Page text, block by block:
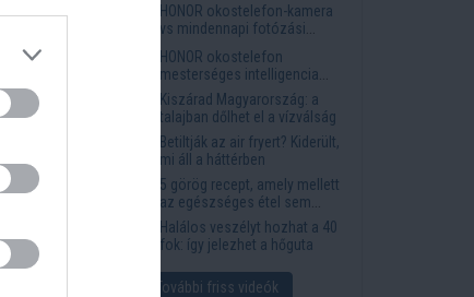
laktató vacsora
HONOR okostelefon-kamera
vs mindennapi fotózási
igények
HONOR okostelefon
mesterséges intelligencia
funkciók, amelyek
megkönnyítik az életet
Kiszárad Magyarország: a
talajban dőlhet el a vízválság
Betiltják az air fryert? Kiderült,
mi áll a háttérben
5 görög recept, amely mellett
az egészséges étel sem
tűnik lemondásnak
Halálos veszélyt hozhat a 40
fok: így jelezhet a hőguta
További friss videók